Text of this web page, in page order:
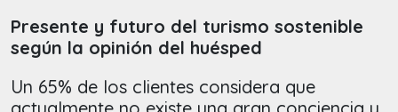
Presente y futuro del turismo sostenible
según la opinión del huésped
Un 65% de los clientes considera que